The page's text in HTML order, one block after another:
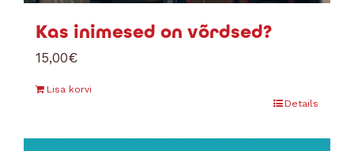
Kas inimesed on võrdsed?
15,00€
Lisa korvi
Details